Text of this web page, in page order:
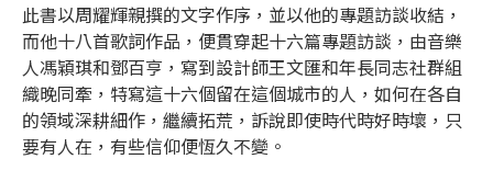
此書以周耀輝親撰的文字作序，並以他的專題訪談收結，
而他十八首歌詞作品，便貫穿起十六篇專題訪談，由音樂
人馮穎琪和鄧百亨，寫到設計師王文匯和年長同志社群組
織晚同牽，特寫這十六個留在這個城市的人，如何在各自
的領域深耕細作，繼續拓荒，訴說即使時代時好時壞，只
要有人在，有些信仰便恆久不變。